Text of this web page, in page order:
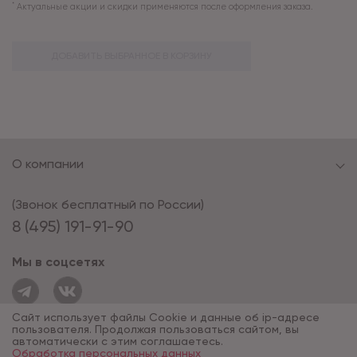
* Актуальные акции и скидки применяются после оформления заказа.
8 (495) 191-91-90
(Звонок бесплатный по России)
Мы в соцсетях
О компании
Сайт использует файлы Cookie и данные об ip-адресе
пользователя. Продолжая пользоваться сайтом, вы
автоматически с этим соглашаетесь.
Обработка персональных данных